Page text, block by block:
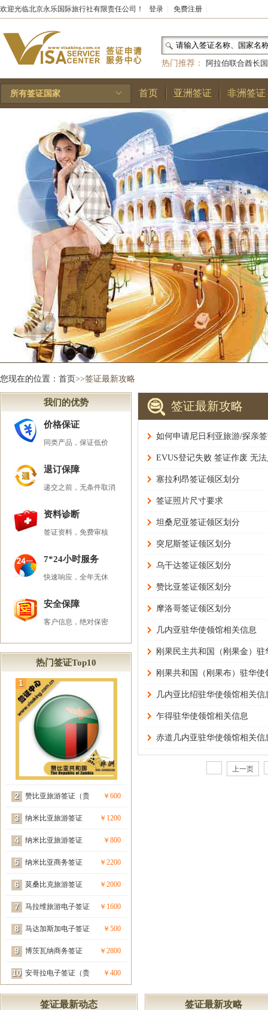
欢迎光临北京永乐国际旅行社有限责任公司！ 登录 免费注册
热门推荐：
阿拉伯联合酋长国
和国|布基纳法索|巴勒斯坦
林王国|安道尔公国|
所有签证国家 首页 亚洲签证 非洲签证
您现在的位置： 首页>>签证最新攻略
我们的优势
价格保证
同类产品，保证低价
退订保障
递交之前，无条件取消
资料诊断
签证资料，免费审核
7*24小时服务
快速响应，全年无休
安全保障
客户信息，绝对保密
热门签证Top10
1
赞比亚旅游签证（贵
宾签）
￥600
2
纳米比亚旅游签证
（贵宾签）
￥1200
3
纳米比亚旅游签证 ￥800
4
纳米比亚商务签证
（贵宾签）
￥2200
5
莫桑比克旅游签证
（贵宾签）
￥2000
6
马拉维旅游电子签证
（贵宾签）
￥1600
7
马达加斯加电子签证
（贵宾签）
￥500
8
博茨瓦纳商务签证
（贵宾签）
￥2800
9
安哥拉电子签证（贵
宾签）
￥400
10
签证最新攻略
如何申请尼日利亚旅游/探亲
EVUS登记失败 签证作废 无
塞拉利昂签证领区划分
签证照片尺寸要求
坦桑尼亚签证领区划分
突尼斯签证领区划分
乌干达签证领区划分
赞比亚签证领区划分
摩洛哥签证领区划分
几内亚驻华使领馆相关信息
刚果民主共和国（刚果金）
刚果共和国（刚果布）驻华使
几内亚比绍驻华使领馆相关信
乍得驻华使领馆相关信息
赤道几内亚驻华使领馆相关信
上一页
签证最新动态 签证最新攻略